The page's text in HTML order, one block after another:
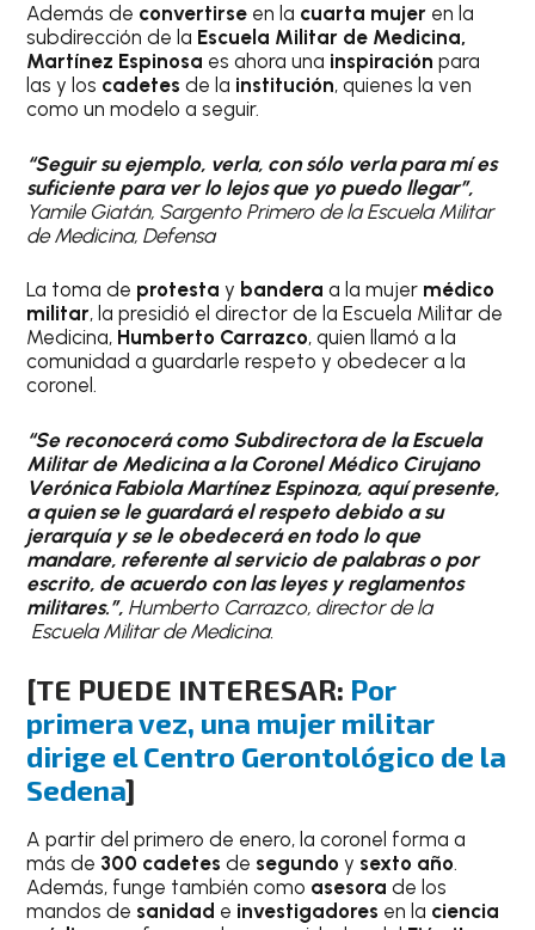
Además de convertirse en la cuarta mujer en la
subdirección de la Escuela Militar de Medicina,
Martínez Espinosa es ahora una inspiraciónpara
las y los cadetesde la institución, quienes la ven
como un modelo a seguir.
“Seguir su ejemplo, verla, con sólo verla para mí es
suficiente para ver lo lejos que yo puedo llegar”,
Yamile Giatán, Sargento Primero de la Escuela Militar
de Medicina, Defensa
La toma de protestay banderaa la mujer médico
militar, la presidió el director de la Escuela Militar de
Medicina, Humberto Carrazco, quien llamó a la
comunidad a guardarle respeto y obedecer a la
coronel.
“Se reconocerá como Subdirectora de la Escuela
Militar de Medicina a la Coronel Médico Cirujano
Verónica Fabiola Martínez Espinoza, aquí presente,
a quien se le guardará el respeto debido a su
jerarquía y se le obedecerá en todo lo que
mandare, referente al servicio de palabras o por
escrito, de acuerdo con las leyes y reglamentos
militares.”, Humberto Carrazco, director de la
Escuela Militar de Medicina.
[TE PUEDE INTERESAR: Por
primera vez, una mujer militar
dirige el Centro Gerontológico de la
Sedena]
A partir del primero de enero, la coronel forma a
más de 300 cadetes de segundoy sexto año.
Además, funge también como asesorade los
mandos de sanidad e investigadores en la ciencia